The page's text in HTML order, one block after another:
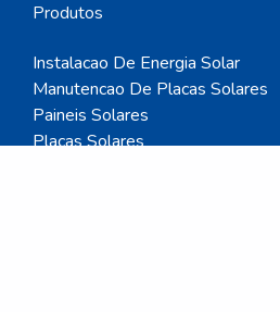
Produtos
Instalacao De Energia Solar
Manutencao De Placas Solares
Paineis Solares
Placas Solares